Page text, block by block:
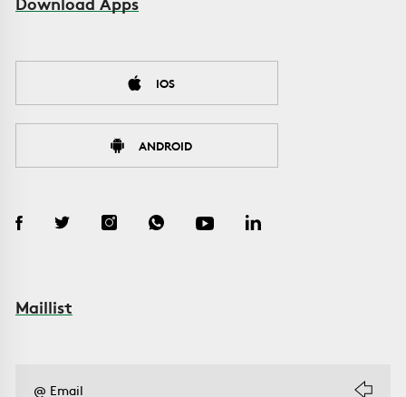
IOS
ANDROID
Maillist